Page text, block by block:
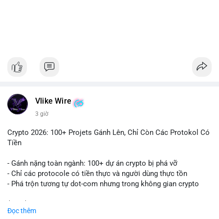
Vlike Wire
3 giờ
Crypto 2026: 100+ Projets Gánh Lên, Chỉ Còn Các Protokol Có
Tiền
- Gánh nặng toàn ngành: 100+ dự án crypto bị phá vỡ
- Chỉ các protocole có tiền thực và người dùng thực tồn
- Phá trộn tương tự dot-com nhưng trong không gian crypto
Đọc thêm